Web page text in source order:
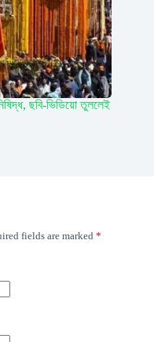
ছবি-ভিডিয়ো তুললেই
fields are marked *